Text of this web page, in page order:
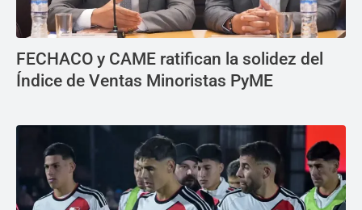
FECHACO y CAME ratifican la solidez del
Índice de Ventas Minoristas PyME